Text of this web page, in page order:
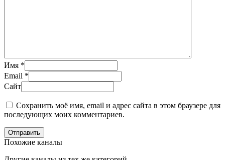
Имя *
Email *
Сайт
Сохранить моё имя, email и адрес сайта в этом браузере для
последующих моих комментариев.
Отправить
Похожие каналы